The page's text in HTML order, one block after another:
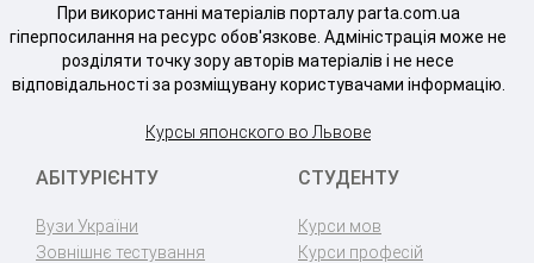
При використанні матеріалів порталу parta.com.ua
гіперпосилання на ресурс обов'язкове. Адміністрація може не
розділяти точку зору авторів матеріалів і не несе
відповідальності за розміщувану користувачами інформацію.
Курсы японского во Львове
АБІТУРІЄНТУ
Вузи України
Зовнішнє тестування
СТУДЕНТУ
Курси мов
Курси професій